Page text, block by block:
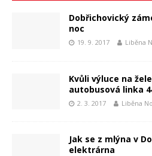
Dobřichovický
noc
19. 9. 2017 Liběna
Kvůli výluce na
autobusová linka
2. 3. 2017 Liběna
Jak se z mlýna v
elektrárna